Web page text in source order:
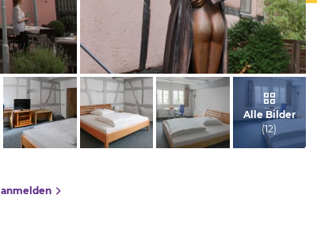
vom Hotelier, Oktober 2016
Alle Bilder
(12)